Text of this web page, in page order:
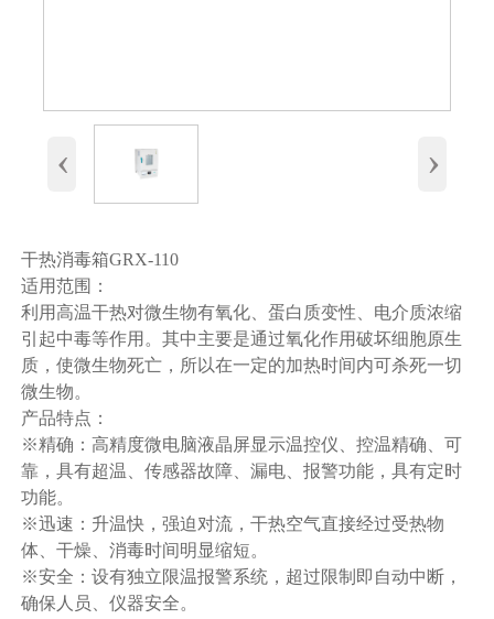
‹ ›
干热消毒箱GRX-110
适用范围：
利用高温干热对微生物有氧化、蛋白质变性、电介质浓缩
引起中毒等作用。其中主要是通过氧化作用破坏细胞原生
质，使微生物死亡，所以在一定的加热时间内可杀死一切
微生物。
产品特点：
※精确：高精度微电脑液晶屏显示温控仪、控温精确、可
靠，具有超温、传感器故障、漏电、报警功能，具有定时
功能。
※迅速：升温快，强迫对流，干热空气直接经过受热物
体、干燥、消毒时间明显缩短。
※安全：设有独立限温报警系统，超过限制即自动中断，
确保人员、仪器安全。